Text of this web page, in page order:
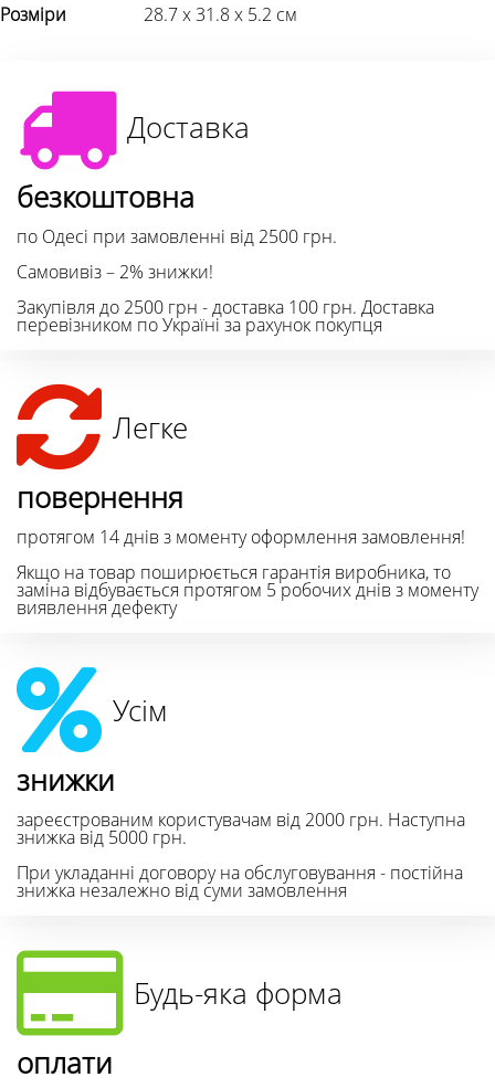
Розміри
28.7 х 31.8 х 5.2 см
Доставка
безкоштовна
по Одесі при замовленні від 2500 грн.
Самовивіз – 2% знижки!
Закупівля до 2500 грн - доставка 100 грн. Доставка
перевізником по Україні за рахунок покупця
Легке
повернення
протягом 14 днів з моменту оформлення замовлення!
Якщо на товар поширюється гарантія виробника, то
заміна відбувається протягом 5 робочих днів з моменту
виявлення дефекту
Усім
знижки
зареєстрованим користувачам від 2000 грн. Наступна
знижка від 5000 грн.
При укладанні договору на обслуговування - постійна
знижка незалежно від суми замовлення
Будь-яка форма
оплати